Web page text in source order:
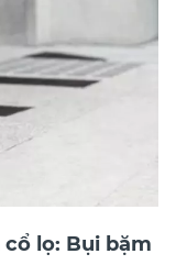
lọ: Bụi bặm